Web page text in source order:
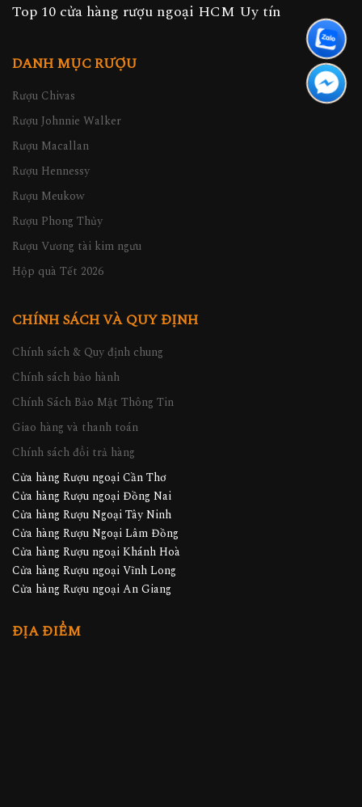
Top 10 cửa hàng rượu ngoại HCM Uy tín
DANH MỤC RƯỢU
Rượu Chivas
Rượu Johnnie Walker
Rượu Macallan
Rượu Hennessy
Rượu Meukow
Rượu Phong Thủy
Rượu Vương tài kim ngưu
Hộp quà Tết 2026
CHÍNH SÁCH VÀ QUY ĐỊNH
Chính sách & Quy định chung
Chính sách bảo hành
Chính Sách Bảo Mật Thông Tin
Giao hàng và thanh toán
Chính sách đổi trả hàng
Cửa hàng Rượu ngoại Cần Thơ
Cửa hàng Rượu ngoại Đồng Nai
Cửa hàng Rượu Ngoại Tây Ninh
Cửa hàng Rượu Ngoại Lâm Đồng
Cửa hàng Rượu ngoại Khánh Hoà
Cửa hàng Rượu ngoại Vĩnh Long
Cửa hàng Rượu ngoại An Giang
ĐỊA ĐIỂM